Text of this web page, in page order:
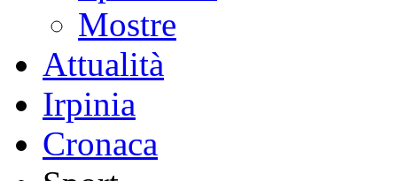
Mostre
Attualità
Irpinia
Cronaca